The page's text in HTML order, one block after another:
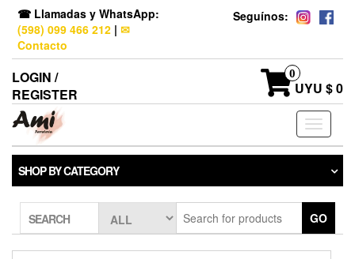
☎ Llamadas y WhatsApp:
(598) 099 466 212 | ✉
Contacto
Seguínos:
LOGIN /
REGISTER
0
UYU $ 0
Toggle
SHOP BY CATEGORY
SEARCH GO